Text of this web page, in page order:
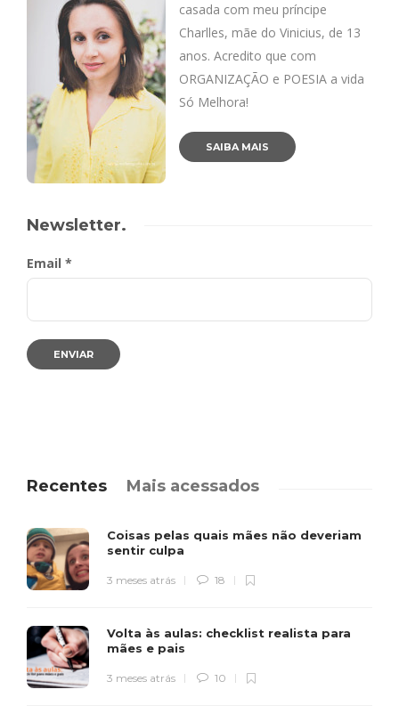
casada com meu príncipe
Charlles, mãe do Vinicius, de 13
anos. Acredito que com
ORGANIZAÇÃO e POESIA a vida
Só Melhora!
SAIBA MAIS
Newsletter.
Email *
Recentes Mais acessados
Coisas pelas quais mães não deveriam
sentir culpa
3 meses atrás 18
Volta às aulas: checklist realista para
mães e pais
3 meses atrás 10